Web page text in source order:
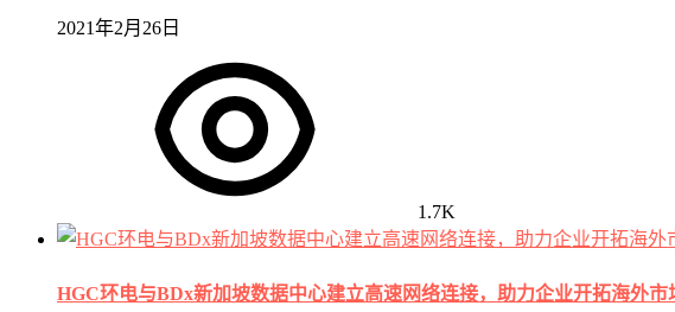
2021年2月26日
1.7K
HGC环电与BDx新加坡数据中心建立高速网络连接，助力企业开拓海外市